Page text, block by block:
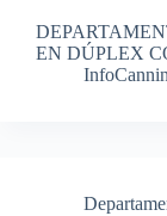
EN DÚPLEX